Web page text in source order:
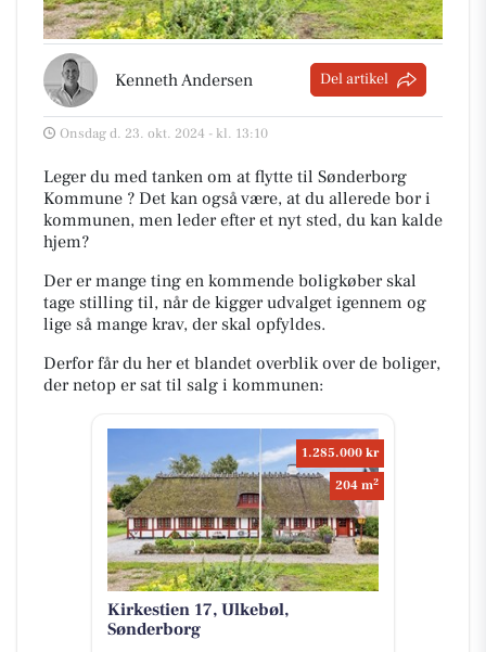
Kenneth Andersen Del artikel
Onsdag d. 23. okt. 2024 - kl. 13:10
Leger du med tanken om at flytte til Sønderborg
Kommune ? Det kan også være, at du allerede bor i
kommunen, men leder efter et nyt sted, du kan kalde
hjem?
Der er mange ting en kommende boligkøber skal
tage stilling til, når de kigger udvalget igennem og
lige så mange krav, der skal opfyldes.
Derfor får du her et blandet overblik over de boliger,
der netop er sat til salg i kommunen:
1.285.000 kr
204 m2
Kirkestien 17, Ulkebøl,
Sønderborg